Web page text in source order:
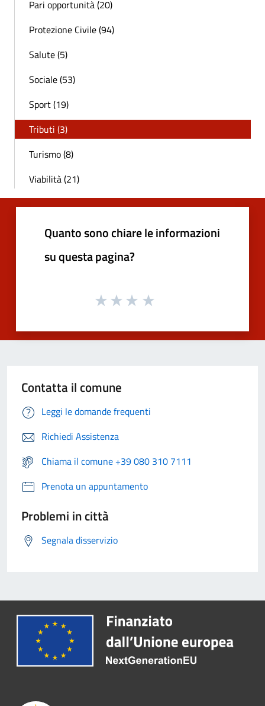
Pari opportunità (20)
Protezione Civile (94)
Salute (5)
Sociale (53)
Sport (19)
Tributi (3)
Turismo (8)
Viabilità (21)
Quanto sono chiare le informazioni
su questa pagina?
Contatta il comune
Leggi le domande frequenti
Richiedi Assistenza
Chiama il comune +39 080 310 7111
Prenota un appuntamento
Problemi in città
Segnala disservizio